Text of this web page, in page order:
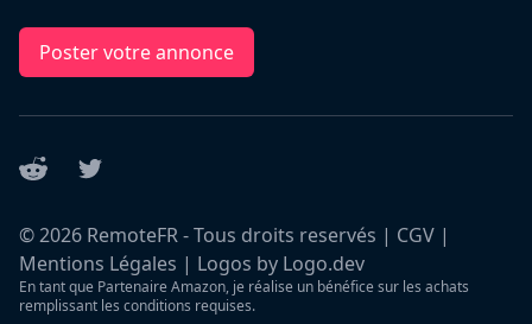
Poster votre annonce
Reddit Twitter
©2026 RemoteFR - Tous droits reservés | CGV |
Mentions Légales | Logos by Logo.dev
En tant que Partenaire Amazon, je réalise un bénéfice sur les achats
remplissant les conditions requises.